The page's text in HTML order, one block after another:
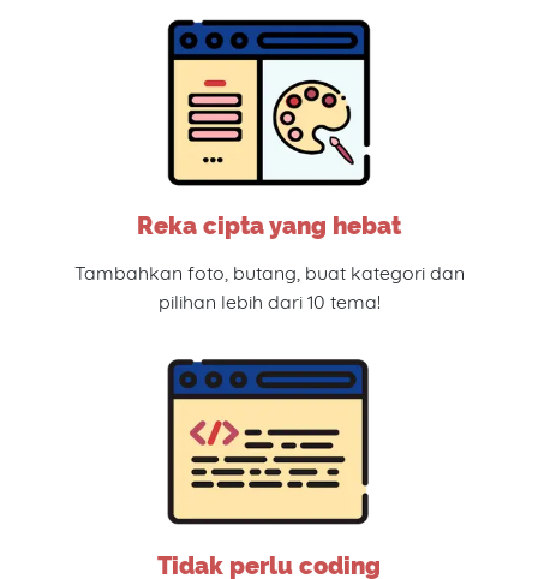
Reka cipta yang hebat
Tambahkan foto, butang, buat kategori dan
pilihan lebih dari 10 tema!
Tidak perlu coding